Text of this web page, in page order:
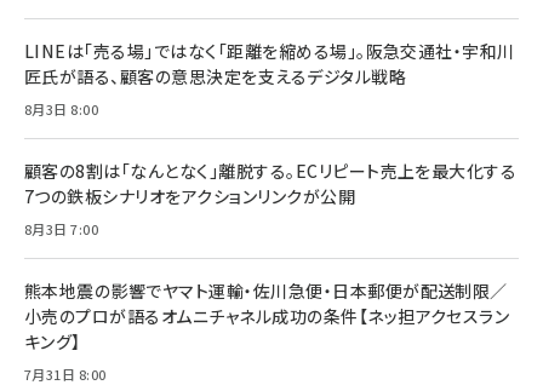
LINEは「売る場」ではなく「距離を縮める場」。阪急交通社・宇和川
匠氏が語る、顧客の意思決定を支えるデジタル戦略
8月3日 8:00
顧客の8割は「なんとなく」離脱する。ECリピート売上を最大化する
7つの鉄板シナリオをアクションリンクが公開
8月3日 7:00
熊本地震の影響でヤマト運輸・佐川急便・日本郵便が配送制限／
小売のプロが語るオムニチャネル成功の条件【ネッ担アクセスラン
キング】
7月31日 8:00